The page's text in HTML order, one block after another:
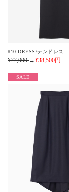
#10 DRESS/テンドレス
¥77,000→¥38,500円
SALE